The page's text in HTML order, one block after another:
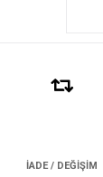
İADE / DEĞİŞİM